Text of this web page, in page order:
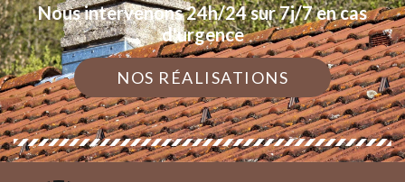
Nous intervenons 24h/24 sur 7j/7 en cas
d'urgence
NOS RÉALISATIONS